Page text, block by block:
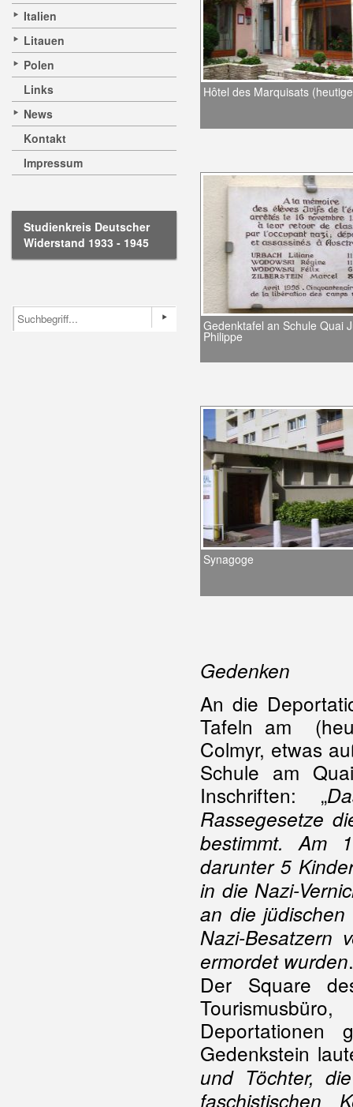
Italien
Litauen
Polen
Links
News
Kontakt
Impressum
Studienkreis Deutscher
Widerstand 1933 - 1945
Hôtel des Marquisats
Gedenktafel an Schule Quai
Philippe
Synagoge
Gedenken
An die
Tafeln am
Colmyr, etwas
Schule am
Inschriften: „
Rassegesetze
bestimmt. Am
darunter 5
in die Nazi-
an die
Nazi-Besatzern
ermordet wurden
Der Square
Gedenkstein
und Töchter,
faschistischen